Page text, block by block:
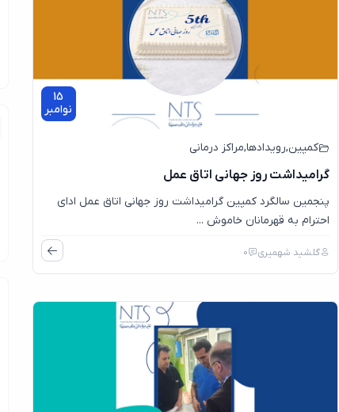
15
نوامبر
کمپین,رویدادها,مراکز درمانی
گرامیداشت روز جهانی اتاق عمل
پنجمین سالگرد کمپین گرامیداشت روز جهانی اتاق عمل ادای
احترام به قهرمانان خاموش ...
گلشید شهمیری 0